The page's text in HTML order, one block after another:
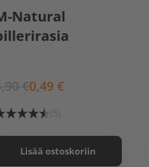
Natural
€0,49 €
(5)
Lisää ostoskoriin